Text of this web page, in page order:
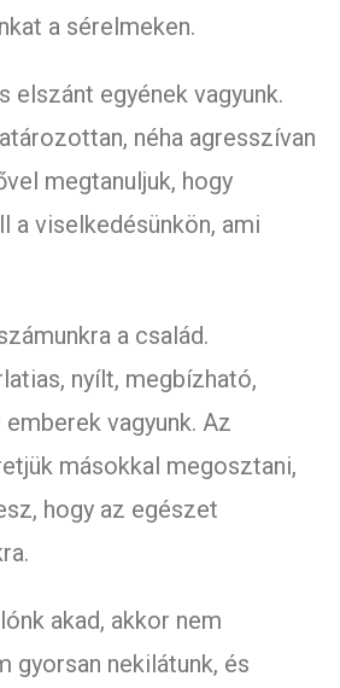
a sérelmeken.
elszánt egyének vagyunk.
néha agresszívan
megtanuljuk, hogy
a viselkedésünkön, ami
a család.
nyílt, megbízható,
vagyunk. Az
másokkal megosztani,
hogy az egészet
akad, akkor nem
gyorsan nekilátunk, és